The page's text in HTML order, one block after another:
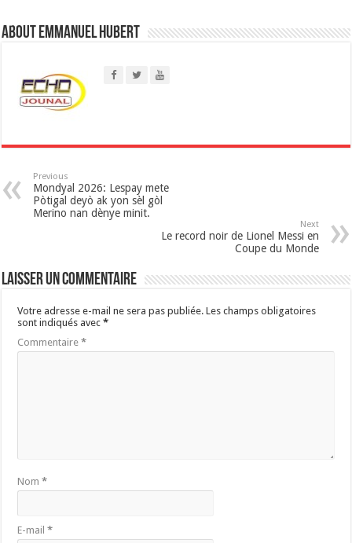
p
p
About Emmanuel Hubert
Previous
Mondyal 2026: Lespay mete
Pòtigal deyò ak yon sèl gòl
Merino nan dènye minit.
Next
Le record noir de Lionel Messi en
Coupe du Monde
Laisser un commentaire
Votre adresse e-mail ne sera pas publiée. Les champs obligatoires
sont indiqués avec*
Commentaire*
Nom*
E-mail*